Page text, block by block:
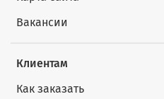
Вакансии
Клиентам
Как заказать